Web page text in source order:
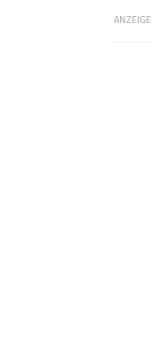
ANZEIGE